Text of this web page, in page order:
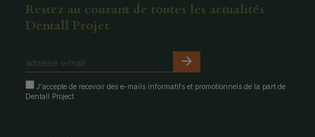
Restez au courant de toutes les actualités
Dentall Projet
J'accepte de recevoir des e-mails informatifs et promotionnels de la part de
Dentall Project